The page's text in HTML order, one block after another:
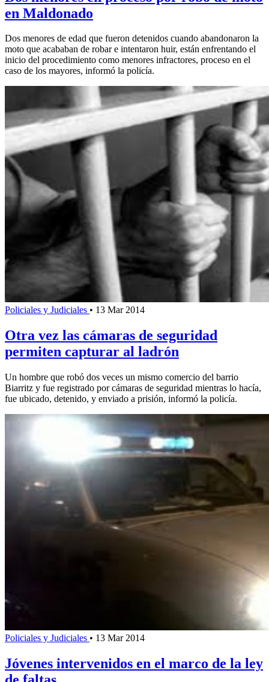
en Maldonado
Dos menores de edad que fueron detenidos cuando abandonaron la
moto que acababan de robar e intentaron huir, están enfrentando el
inicio del procedimiento como menores infractores, proceso en el
caso de los mayores, informó la policía.
Policiales y Judiciales • 13 Mar 2014
Otra vez las cámaras de seguridad
permiten capturar al ladrón
Un hombre que robó dos veces un mismo comercio del barrio
Biarritz y fue registrado por cámaras de seguridad mientras lo hacía,
fue ubicado, detenido, y enviado a prisión, informó la policía.
Policiales y Judiciales • 13 Mar 2014
Jóvenes intervenidos en el marco de la ley